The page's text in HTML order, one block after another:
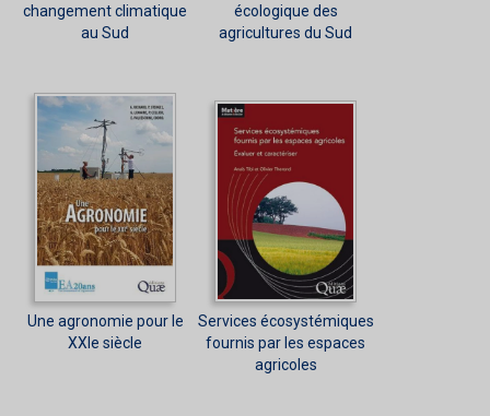
changement climatique
au Sud
écologique des
agricultures du Sud
Une agronomie pour le
XXIe siècle
Services écosystémiques
fournis par les espaces
agricoles